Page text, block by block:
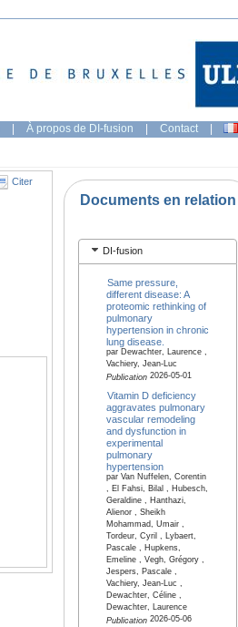
| À propos de DI-fusion | Contact |
Citer
Documents en relation
DI-fusion
Same pressure,
different disease: A
proteomic rethinking of
pulmonary
hypertension in chronic
lung disease.
par Dewachter, Laurence ,
Vachiery, Jean-Luc
Publication2026-05-01
Vitamin D deficiency
aggravates pulmonary
vascular remodeling
and dysfunction in
experimental
pulmonary
hypertension
par Van Nuffelen, Corentin
, El Fahsi, Bilal , Hubesch,
Geraldine , Hanthazi,
Alienor , Sheikh
Mohammad, Umair ,
Tordeur, Cyril , Lybaert,
Pascale , Hupkens,
Emeline , Vegh, Grégory ,
Jespers, Pascale ,
Vachiery, Jean-Luc ,
Dewachter, Céline ,
Dewachter, Laurence
Publication2026-05-06